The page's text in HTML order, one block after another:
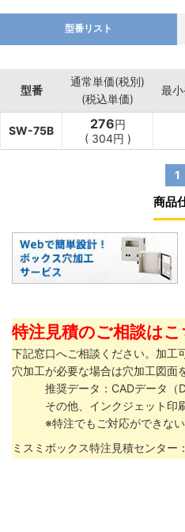
型番リスト
型番
通常単価(税別)
(税込単価)
最
SW-75B 276円
( 304円 )
1
商品
特注見積のご相談はこ
下記窓口へご相談ください。加工
穴加工が必要な場合は穴加工図面
推奨データ：CADデータ（
その他、インクジェット印刷
※特注でもご対応ができない場
ミスミボックス特注見積センター：